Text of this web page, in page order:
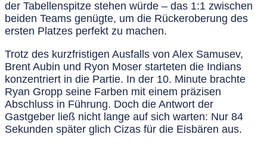
der Tabellenspitze stehen würde – das 1:1 zwischen
beiden Teams genügte, um die Rückeroberung des
ersten Platzes perfekt zu machen.
Trotz des kurzfristigen Ausfalls von Alex Samusev,
Brent Aubin und Ryon Moser starteten die Indians
konzentriert in die Partie. In der 10. Minute brachte
Ryan Gropp seine Farben mit einem präzisen
Abschluss in Führung. Doch die Antwort der
Gastgeber ließ nicht lange auf sich warten: Nur 84
Sekunden später glich Cizas für die Eisbären aus.